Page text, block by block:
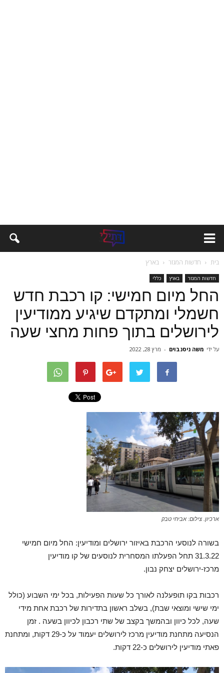
בית חדשות המגזר בארץ
חדשות המגזר בארץ כללי
החל מיום חמישי: קו רכבת חדש
חשמלי ומתקדם שיגיע ממודיעין
לירושלים בתוך פחות מחצי שעה
על ידי משה ניסנבוים - מרץ 28, 2022
ארכיון. צילום: אביחי טבק
בשורה לנוסעי הרכבת באיזור ירושלים ומודיעין: החל מיום חמישי
31.3.22 תחל הפעלתו המסחרית לנוסעים של קו מודיעין
מרכז-ירושלים יצחק נבון.
רכבות בקו תופעלנה לאורך כל שעות הפעילות, בכל ימי השבוע (כולל
ימי שישי ומוצאי שבת), בשלב ראשון בתדירות של רכבת אחת מידי
שעה, לכל כיוון ובהמשך בקצב של שתי רכבון לכיוון בשעה . זמן
הנסיעה מתחנת מודיעין מרכז לירושלים יעמוד על כ-29 דקות, ומתחנת
פאתי מודיעין לירושלים כ-22 דקות.